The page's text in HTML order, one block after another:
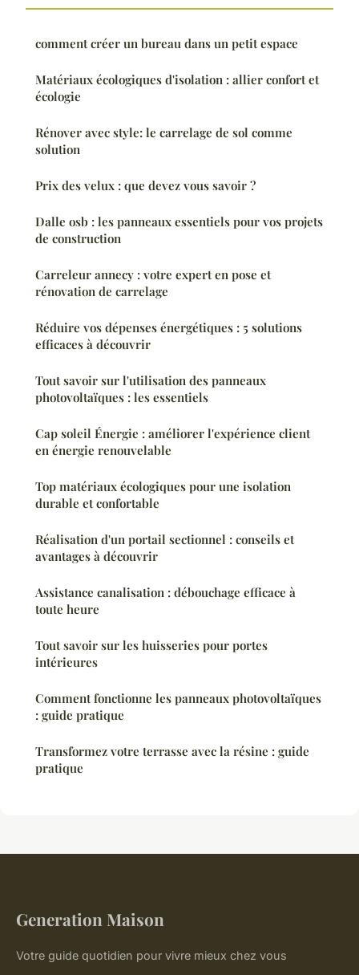
comment créer un bureau dans un petit espace
Matériaux écologiques d'isolation : allier confort et
écologie
Rénover avec style: le carrelage de sol comme
solution
Prix des velux : que devez vous savoir ?
Dalle osb : les panneaux essentiels pour vos projets
de construction
Carreleur annecy : votre expert en pose et
rénovation de carrelage
Réduire vos dépenses énergétiques : 5 solutions
efficaces à découvrir
Tout savoir sur l'utilisation des panneaux
photovoltaïques : les essentiels
Cap soleil Énergie : améliorer l'expérience client
en énergie renouvelable
Top matériaux écologiques pour une isolation
durable et confortable
Réalisation d'un portail sectionnel : conseils et
avantages à découvrir
Assistance canalisation : débouchage efficace à
toute heure
Tout savoir sur les huisseries pour portes
intérieures
Comment fonctionne les panneaux photovoltaïques
: guide pratique
Transformez votre terrasse avec la résine : guide
pratique
Generation Maison
Votre guide quotidien pour vivre mieux chez vous